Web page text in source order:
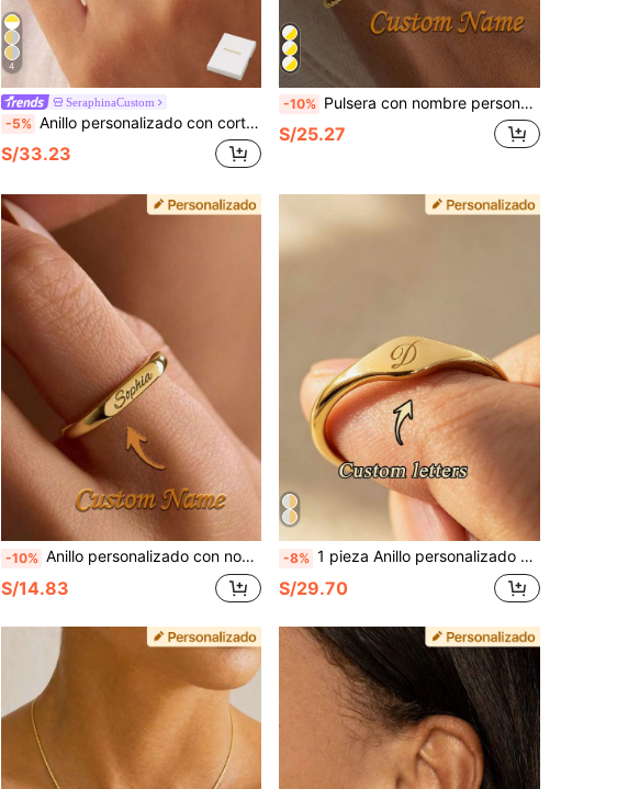
4
SeraphinaCustom
-5% Anillo personalizado con corte de pera asimétrico de piedra de nacimiento, anillo abierto con doble piedra de nacimiento para mujeres, regalo de joyería personalizada
S/33.23
-10% Pulsera con nombre personalizado, joyería con nombre personalizado, pulsera multicapa exquisita, regalo para mujer, joyería personalizada, regalo para dama de honor
S/25.27
-10% Anillo personalizado con nombre, anillo de nombre exquisito, anillo grabado, joyería con nombre, anillo de nombre de oro sólido de 14K, anillo para mujer, regalo para ella
S/14.83
-8% 1 pieza Anillo personalizado con letra, anillo delgado de oro de 14K, sello 925, anillo con nombre personalizado para ella, regalo para parejas, regalo del Día de la Madre, joyería para mamá
S/29.70